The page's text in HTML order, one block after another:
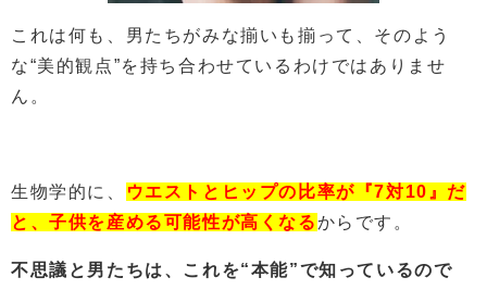
これは何も、男たちがみな揃いも揃って、そのよう
な“美的観点”を持ち合わせているわけではありませ
ん。
生物学的に、
ウエストとヒップの比率が『7対10』だ
と、子供を産める可能性が高くなるからです。
不思議と男たちは、これを“本能”で知っているので